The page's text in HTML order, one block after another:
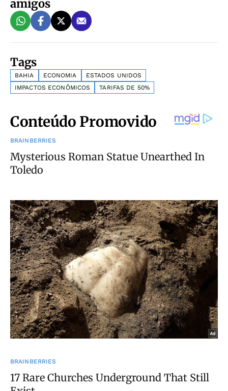
amigos
Tags
BAHIA ECONOMIA
ESTADOS UNIDOS
IMPACTOS ECONÔMICOS
TARIFAS DE 50%